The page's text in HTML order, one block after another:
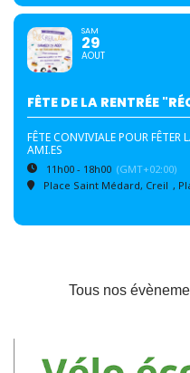
SAM
29
AOUT
FÊTE DE LA RENTRÉE
FÊTE CONVIVIALE POUR FÊTER
AMI.ES
11h00 - 18h00 (GMT+02:00)
Place Saint Médard, Creil ,
Tous nos